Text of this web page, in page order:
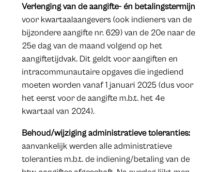
Verlenging van de aangifte- én betalingstermijn
voor kwartaalaangevers (ook indieners van de
bijzondere aangifte nr. 629) van de 20e naar de
25e dag van de maand volgend op het
aangiftetijdvak. Dit geldt voor aangiften en
intracommunautaire opgaves die ingediend
moeten worden vanaf 1 januari 2025 (dus voor
het eerst voor de aangifte m.b.t. het 4e
kwartaal van 2024).
Behoud/wijziging administratieve toleranties:
aanvankelijk werden alle administratieve
toleranties m.b.t. de indiening/betaling van de